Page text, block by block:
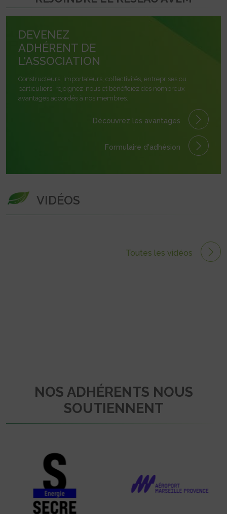
DEVENEZ
ADHÉRENT DE
L'ASSOCIATION
Constructeurs, importateurs, collectivités, entreprises ou
particuliers, rejoignez-nous et bénéficiez des nombreux
avantages accordés à nos membres.
Découvrez les avantages
Formulaire d'adhésion
VIDÉOS
Toutes les vidéos
NOS ADHÉRENTS NOUS
SOUTIENNENT